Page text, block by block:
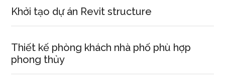
Khởi tạo dự án Revit structure
Thiết kế phòng khách nhà phố phù hợp
phong thủy